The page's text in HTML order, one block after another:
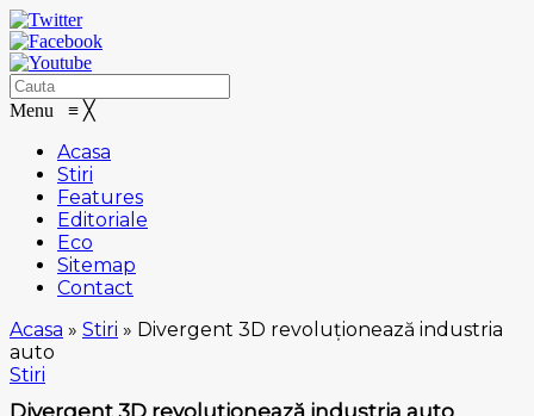
Menu ≡ ╳
Acasa
Stiri
Features
Editoriale
Eco
Sitemap
Contact
Acasa » Stiri » Divergent 3D revoluționează industria
auto
Stiri